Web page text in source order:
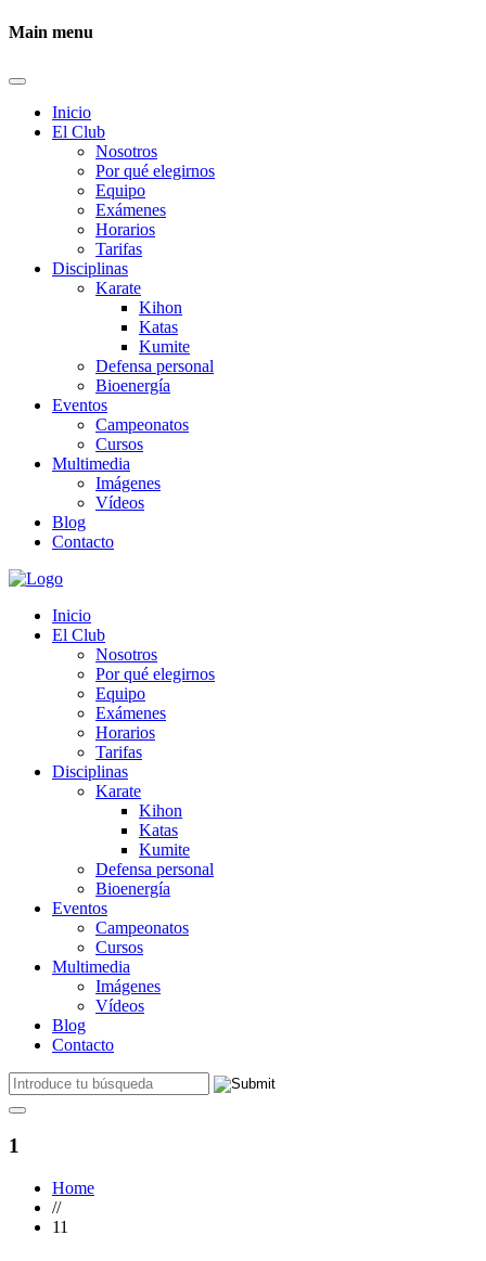
Main menu
Inicio
El Club
Nosotros
Por qué elegirnos
Equipo
Exámenes
Horarios
Tarifas
Disciplinas
Karate
Kihon
Katas
Kumite
Defensa personal
Bioenergía
Eventos
Campeonatos
Cursos
Multimedia
Imágenes
Vídeos
Blog
Contacto
Inicio
El Club
Nosotros
Por qué elegirnos
Equipo
Exámenes
Horarios
Tarifas
Disciplinas
Karate
Kihon
Katas
Kumite
Defensa personal
Bioenergía
Eventos
Campeonatos
Cursos
Multimedia
Imágenes
Vídeos
Blog
Contacto
1
Home
//
11